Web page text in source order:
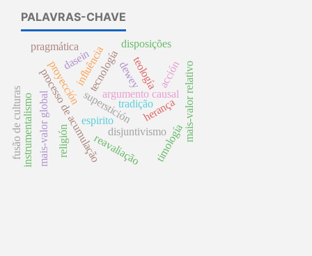
PALAVRAS-CHAVE
argumento causal
superstición
proyección
processo de acumulação
mais-valor global mais-valor relativo
disjuntivismo
religión
tecnología
instrumentalismo
deweyteología
espirito
influência
dasein
herança
reavaliação
tradição
fusão de culturas
pragmática disposições
timología
acción